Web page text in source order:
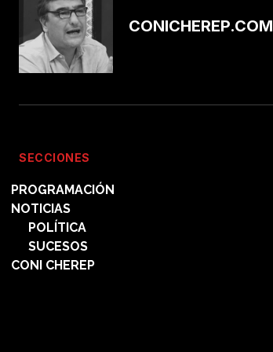
CONICHEREP.COM
SECCIONES
PROGRAMACIÓN
NOTICIAS
POLÍTICA
SUCESOS
CONI CHEREP